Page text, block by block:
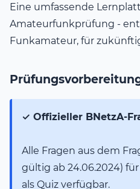
Eine umfassende
Amateurfunkprüfung -
Funkamateur, für
✓ Offizieller BNetzA-
Alle Fragen aus dem
gültig ab 24.06.2024) für
als Quiz verfügbar.